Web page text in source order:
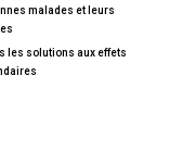
malades et leurs
les solutions aux effets